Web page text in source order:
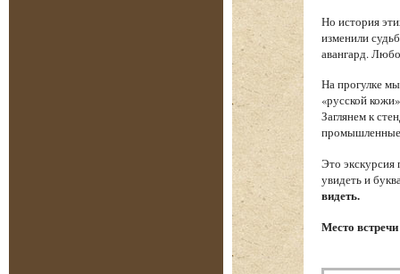
Но история
изменили
авангард.
На прогулке
«русской
Заглянем к
промышленные
Это
увидеть и
видеть.
Место